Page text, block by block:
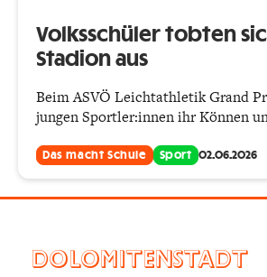
Volksschüler tobten
Stadion aus
Beim ASVÖ Leichtathletik Grand
jungen Sportler:innen ihr Können
Das macht Schule Sport 02.06.2026
DOLOMITENSTADT